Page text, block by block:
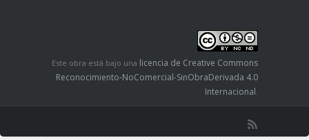
Este obra está bajo una licencia de Creative Commons
Reconocimiento-NoComercial-SinObraDerivada 4.0
Internacional